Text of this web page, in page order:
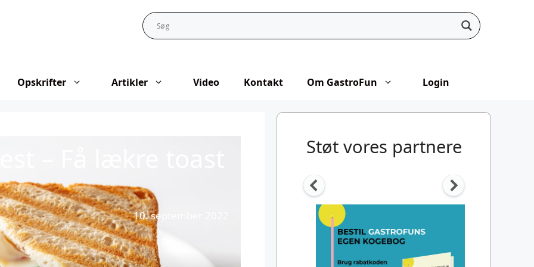
Opskrifter Artikler Video Kontakt Om GastroFun Login
10. september 2022
Støt vores partnere